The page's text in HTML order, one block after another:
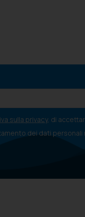
sulla privacy, di
dei dati personali